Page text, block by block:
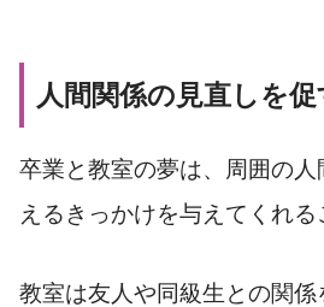
人間関係の見直しを
卒業と教室の夢は、周囲の
えるきっかけを与えてくれる
教室は友人や同級生との関係